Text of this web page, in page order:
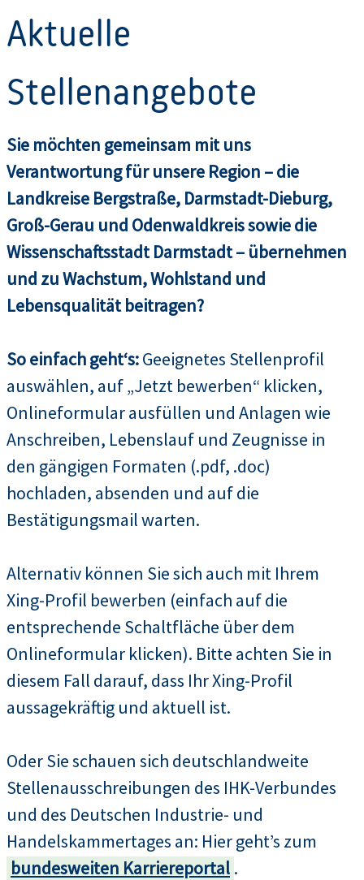
Aktuelle
Stellenangebote
Sie möchten gemeinsam mit uns
Verantwortung für unsere Region – die
Landkreise Bergstraße, Darmstadt-Dieburg,
Groß-Gerau und Odenwaldkreis sowie die
Wissenschaftsstadt Darmstadt – übernehmen
und zu Wachstum, Wohlstand und
Lebensqualität beitragen?
So einfach geht‘s:Geeignetes Stellenprofil
auswählen, auf „Jetzt bewerben“ klicken,
Onlineformular ausfüllen und Anlagen wie
Anschreiben, Lebenslauf und Zeugnisse in
den gängigen Formaten (.pdf, .doc)
hochladen, absenden und auf die
Bestätigungsmail warten.
Alternativ können Sie sich auch mit Ihrem
Xing-Profil bewerben (einfach auf die
entsprechende Schaltfläche über dem
Onlineformular klicken). Bitte achten Sie in
diesem Fall darauf, dass Ihr Xing-Profil
aussagekräftig und aktuell ist.
Oder Sie schauen sich deutschlandweite
Stellenausschreibungen des IHK-Verbundes
und des Deutschen Industrie- und
Handelskammertages an: Hier geht’s zum
bundesweiten Karriereportal .